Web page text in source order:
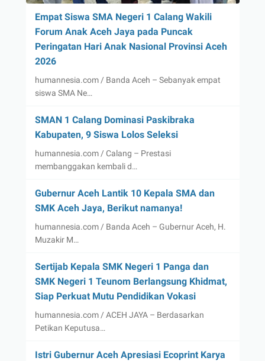
Empat Siswa SMA Negeri 1 Calang Wakili
Forum Anak Aceh Jaya pada Puncak
Peringatan Hari Anak Nasional Provinsi Aceh
2026
humannesia.com / Banda Aceh – Sebanyak empat
siswa SMA Ne…
SMAN 1 Calang Dominasi Paskibraka
Kabupaten, 9 Siswa Lolos Seleksi
humannesia.com / Calang – Prestasi
membanggakan kembali d…
Gubernur Aceh Lantik 10 Kepala SMA dan
SMK Aceh Jaya, Berikut namanya!
humannesia.com / Banda Aceh – Gubernur Aceh, H.
Muzakir M…
Sertijab Kepala SMK Negeri 1 Panga dan
SMK Negeri 1 Teunom Berlangsung Khidmat,
Siap Perkuat Mutu Pendidikan Vokasi
humannesia.com / ACEH JAYA – Berdasarkan
Petikan Keputusa…
Istri Gubernur Aceh Apresiasi Ecoprint Karya